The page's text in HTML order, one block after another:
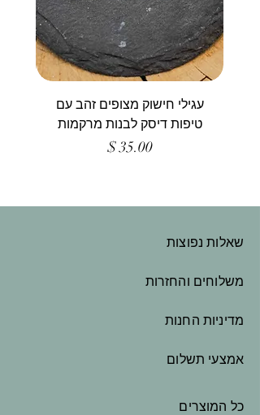
עגילי חישוק מצופים זהב עם
טיפות דיסק לבנות מרקמות
מחיר
שאלות נפוצות
משלוחים והחזרות
מדיניות החנות
אמצעי תשלום
כל המוצרים